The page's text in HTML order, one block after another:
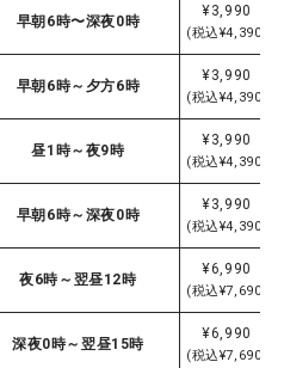
早朝6時〜深夜0時
¥3,990
(税込¥4,390)
早朝6時～夕方6時
¥3,990
(税込¥4,390)
昼1時～夜9時
¥3,990
(税込¥4,390)
早朝6時～深夜0時
¥3,990
(税込¥4,390)
夜6時～翌昼12時
¥6,990
(税込¥7,690)
深夜0時～翌昼15時
¥6,990
(税込¥7,690)